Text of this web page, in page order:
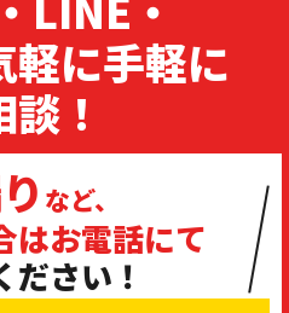
軽に手軽に
！
など、
はお電話にて
ださい！